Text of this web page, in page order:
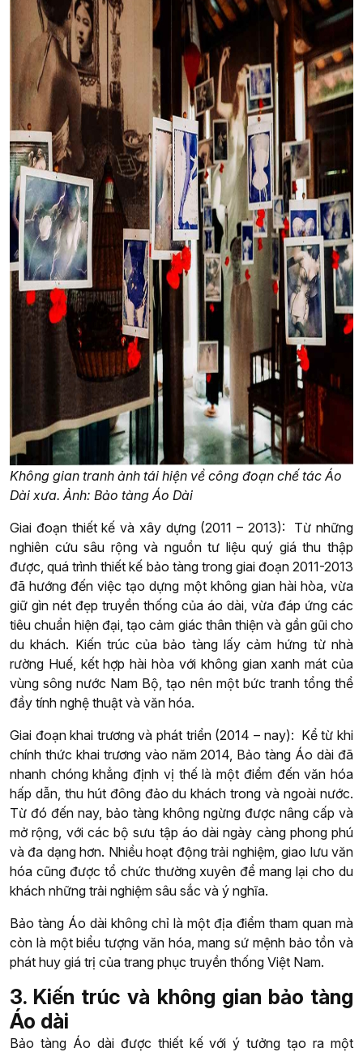
Không gian tranh ảnh tái hiện về công đoạn chế tác Áo
Dài xưa. Ảnh: Bảo tàng Áo Dài
Giai đoạn thiết kế và xây dựng (2011 – 2013): Từ những
nghiên cứu sâu rộng và nguồn tư liệu quý giá thu thập
được, quá trình thiết kế bảo tàng trong giai đoạn 2011-2013
đã hướng đến việc tạo dựng một không gian hài hòa, vừa
giữ gìn nét đẹp truyền thống của áo dài, vừa đáp ứng các
tiêu chuẩn hiện đại, tạo cảm giác thân thiện và gần gũi cho
du khách. Kiến trúc của bảo tàng lấy cảm hứng từ nhà
rường Huế, kết hợp hài hòa với không gian xanh mát của
vùng sông nước Nam Bộ, tạo nên một bức tranh tổng thể
đầy tính nghệ thuật và văn hóa.
Giai đoạn khai trương và phát triển (2014 – nay): Kể từ khi
chính thức khai trương vào năm 2014, Bảo tàng Áo dài đã
nhanh chóng khẳng định vị thế là một điểm đến văn hóa
hấp dẫn, thu hút đông đảo du khách trong và ngoài nước.
Từ đó đến nay, bảo tàng không ngừng được nâng cấp và
mở rộng, với các bộ sưu tập áo dài ngày càng phong phú
và đa dạng hơn. Nhiều hoạt động trải nghiệm, giao lưu văn
hóa cũng được tổ chức thường xuyên để mang lại cho du
khách những trải nghiệm sâu sắc và ý nghĩa.
Bảo tàng Áo dài không chỉ là một địa điểm tham quan mà
còn là một biểu tượng văn hóa, mang sứ mệnh bảo tồn và
phát huy giá trị của trang phục truyền thống Việt Nam.
3. Kiến trúc và không gian bảo tàng
Áo dài
Bảo tàng Áo dài được thiết kế với ý tưởng tạo ra một